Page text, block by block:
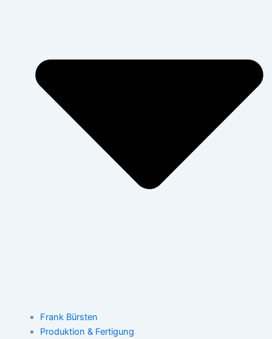
Frank Bürsten
Produktion & Fertigung